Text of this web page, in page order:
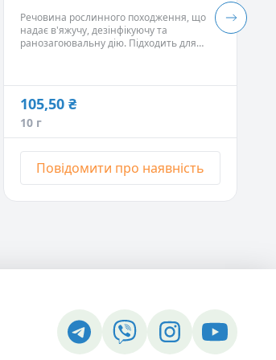
Речовина рослинного походження, що
надає в'яжучу, дезінфікуючу та
ранозагоювальну дію. Підходить для
105,50 ₴
10 г
Повідомити про наявність